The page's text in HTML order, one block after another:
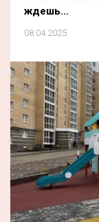
ждешь…
08.04.2025